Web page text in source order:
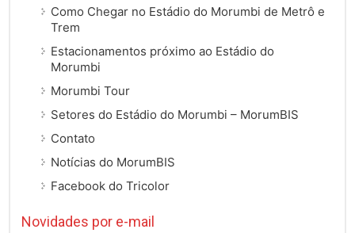
Como Chegar no Estádio do Morumbi de Metrô e
Trem
Estacionamentos próximo ao Estádio do
Morumbi
Morumbi Tour
Setores do Estádio do Morumbi – MorumBIS
Contato
Notícias do MorumBIS
Facebook do Tricolor
Novidades por e-mail